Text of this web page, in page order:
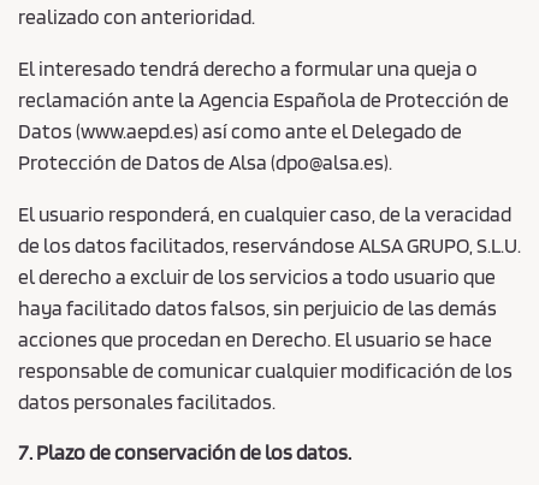
realizado con anterioridad.
El interesado tendrá derecho a formular una queja o
reclamación ante la Agencia Española de Protección de
Datos (www.aepd.es) así como ante el Delegado de
Protección de Datos de Alsa (dpo@alsa.es).
El usuario responderá, en cualquier caso, de la veracidad
de los datos facilitados, reservándose ALSA GRUPO, S.L.U.
el derecho a excluir de los servicios a todo usuario que
haya facilitado datos falsos, sin perjuicio de las demás
acciones que procedan en Derecho. El usuario se hace
responsable de comunicar cualquier modificación de los
datos personales facilitados.
7. Plazo de conservación de los datos.